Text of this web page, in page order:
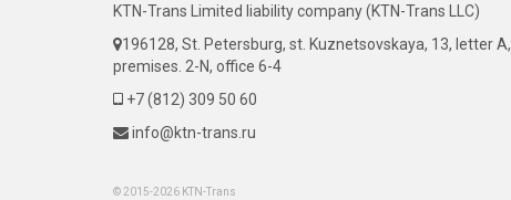
KTN-Trans Limited liability company (KTN-Trans LLC)
196128, St. Petersburg, st. Kuznetsovskaya, 13, letter A,
premises. 2-N, office 6-4
+7 (812) 309 50 60
info@ktn-trans.ru
© 2015-2026 KTN-Trans